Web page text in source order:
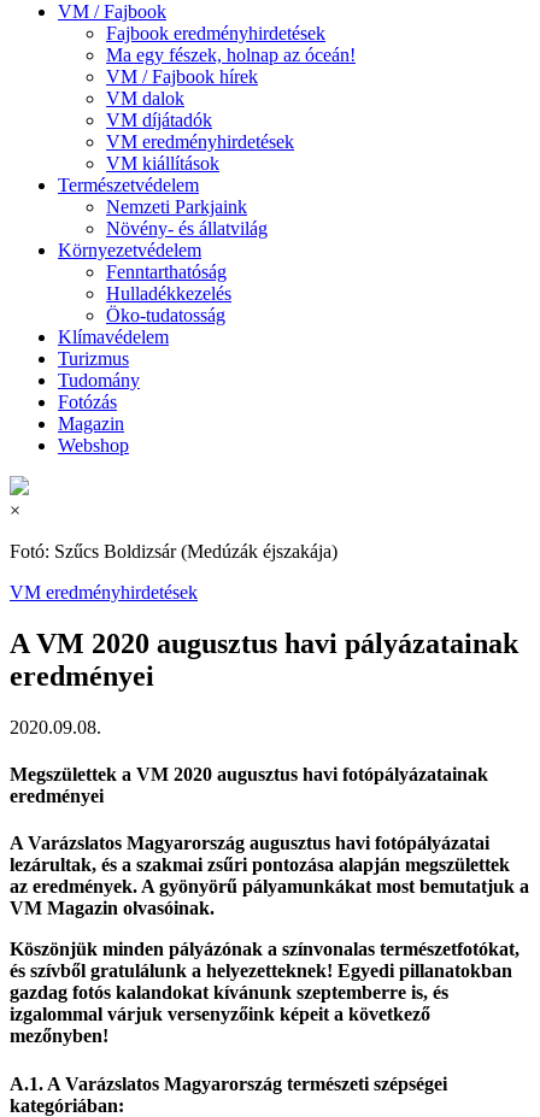
VM / Fajbook
Fajbook eredményhirdetések
Ma egy fészek, holnap az óceán!
VM / Fajbook hírek
VM dalok
VM díjátadók
VM eredményhirdetések
VM kiállítások
Természetvédelem
Nemzeti Parkjaink
Növény- és állatvilág
Környezetvédelem
Fenntarthatóság
Hulladékkezelés
Öko-tudatosság
Klímavédelem
Turizmus
Tudomány
Fotózás
Magazin
Webshop
×
Fotó: Szűcs Boldizsár (Medúzák éjszakája)
VM eredményhirdetések
A VM 2020 augusztus havi pályázatainak
eredményei
2020.09.08.
Megszülettek a VM 2020 augusztus havi fotópályázatainak
eredményei
A Varázslatos Magyarország augusztus havi fotópályázatai
lezárultak, és a szakmai zsűri pontozása alapján megszülettek
az eredmények. A gyönyörű pályamunkákat most bemutatjuk a
VM Magazin olvasóinak.
Köszönjük minden pályázónak a színvonalas természetfotókat,
és szívből gratulálunk a helyezetteknek! Egyedi pillanatokban
gazdag fotós kalandokat kívánunk szeptemberre is, és
izgalommal várjuk versenyzőink képeit a következő
mezőnyben!
A.1. A Varázslatos Magyarország természeti szépségei
kategóriában: